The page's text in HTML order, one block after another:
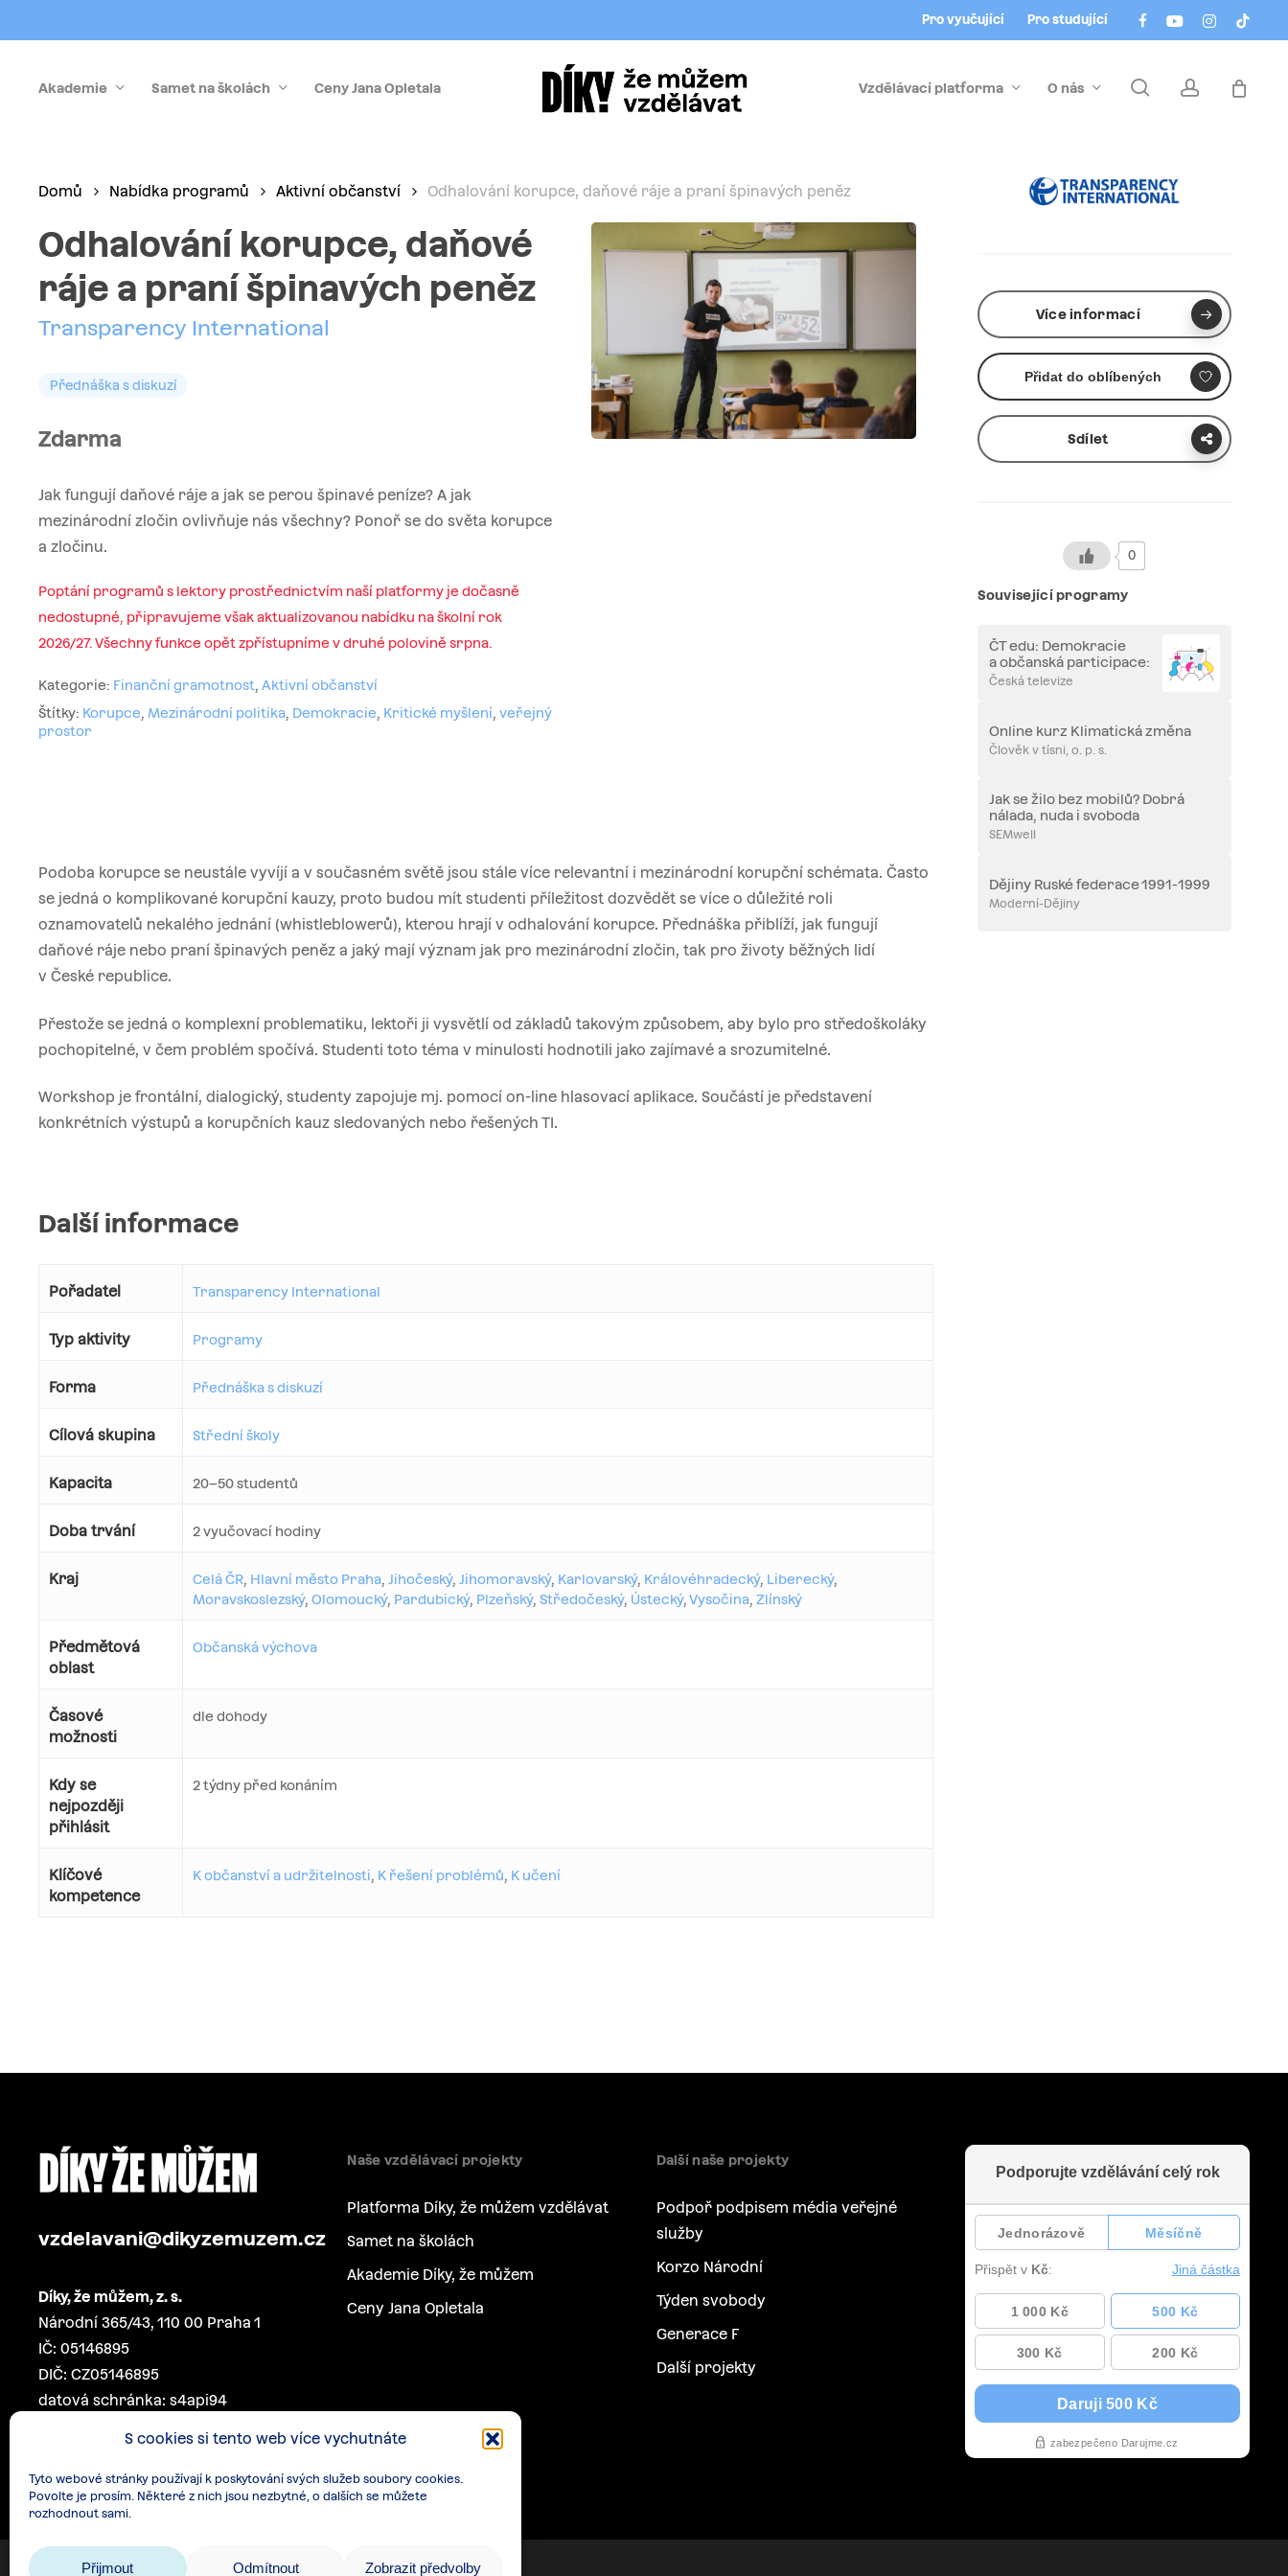
S cookies si tento web více vychutnáte
Tyto webové stránky používají k poskytování svých služeb soubory cookies.
Povolte je prosím. Některé z nich jsou nezbytné, o dalších se můžete
rozhodnout sami.
Přijmout Odmítnout Zobrazit předvolby
to
content
facebookyoutubeinstagram
tiktok
Pro vyučující Pro studující
Akademie Samet na školách Ceny Jana Opletala Vzdělávací platforma O nás searchaccount
Domů Nabídka programů Aktivní občanství Odhalování korupce, daňové ráje a praní špinavých peněz
Odhalování korupce, daňové
ráje a praní špinavých peněz
Transparency International
Přednáška s diskuzí
Zdarma
Jak fungují daňové ráje a jak se perou špinavé peníze? A jak
mezinárodní zločin ovlivňuje nás všechny? Ponoř se do světa korupce
a zločinu.
Poptání programů s lektory prostřednictvím naší platformy je dočasně
nedostupné, připravujeme však aktualizovanou nabídku na školní rok
2026/27. Všechny funkce opět zpřístupníme v druhé polovině srpna.
Kategorie: Finanční gramotnost,Aktivní občanství
Štítky: Korupce, Mezinárodní politika, Demokracie, Kritické myšlení,veřejný
prostor
Podoba korupce se neustále vyvíjí a v současném světě jsou stále více relevantní i mezinárodní korupční schémata. Často
se jedná o komplikované korupční kauzy, proto budou mít studenti příležitost dozvědět se více o důležité roli
oznamovatelů nekalého jednání (whistleblowerů), kterou hrají v odhalování korupce. Přednáška přiblíží, jak fungují
daňové ráje nebo praní špinavých peněz a jaký mají význam jak pro mezinárodní zločin, tak pro životy běžných lidí
v České republice.
Přestože se jedná o komplexní problematiku, lektoři ji vysvětlí od základů takovým způsobem, aby bylo pro středoškoláky
pochopitelné, v čem problém spočívá. Studenti toto téma v minulosti hodnotili jako zajímavé a srozumitelné.
Workshop je frontální, dialogický, studenty zapojuje mj. pomocí on-line hlasovací aplikace. Součástí je představení
konkrétních výstupů a korupčních kauz sledovaných nebo řešených TI.
Další informace
Pořadatel Transparency International
Typ aktivity Programy
Forma Přednáška s diskuzí
Cílová skupina Střední školy
Kapacita 20–50 studentů
Doba trvání 2 vyučovací hodiny
Kraj Celá ČR, Hlavní město Praha, Jihočeský, Jihomoravský, Karlovarský, Královéhradecký, Liberecký,
Moravskoslezský, Olomoucký, Pardubický, Plzeňský, Středočeský, Ústecký, Vysočina, Zlínský
Předmětová
oblast
Občanská výchova
Časové
možnosti
dle dohody
Kdy se
nejpozději
přihlásit
2 týdny před konáním
Klíčové
kompetence
K občanství a udržitelnosti, K řešení problémů, K učení
Více informací
Přidat do oblíbených
Sdílet
0
Související programy
ČT edu: Demokracie
a občanská participace:
Jak se zapojit do dění
Česká televize
Online kurz Klimatická změna
Člověk v tísni, o. p. s.
Jak se žilo bez mobilů? Dobrá
nálada, nuda i svoboda
devadesátek
SEMwell
Dějiny Ruské federace 1991-1999
Moderní-Dějiny
vzdelavani@dikyzemuzem.cz
Díky, že můžem, z. s.
Národní 365/43, 110 00 Praha 1
IČ: 05146895
DIČ: CZ05146895
datová schránka: s4api94
Naše vzdělávací projekty
Platforma Díky, že můžem vzdělávat
Samet na školách
Akademie Díky, že můžem
Ceny Jana Opletala
Další naše projekty
Podpoř podpisem média veřejné
služby
Korzo Národní
Týden svobody
Generace F
Další projekty
Menu